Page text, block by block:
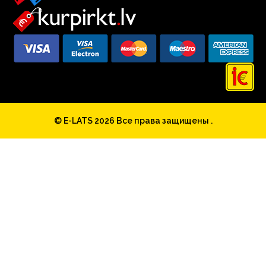
© E-LATS 2026 Все права защищены .